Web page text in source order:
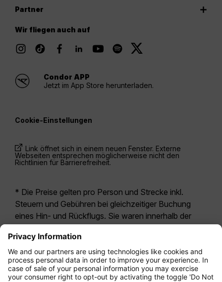
Partner
Wir fliegen auch auf
Condor APP
Jetzt im App Store herunterladen.
Cookie-Einstellungen
Link öffnet sich in einem neuen Fenster. Externe
Webseiten entsprechen möglicherweise nicht den
Richtlinien für Barrierefreiheit.
* Die Preise gelten pro Person und Strecke inkl.
Steuern und Gebühren bei gleichzeitiger Buchung
eines Hin- und Rückflugs. Sie waren innerhalb der
möglicherweise nicht mehr aktuell. Bei den für die
Economy Class angegebenen Tarifen handelt es
sich i.d.R. um Economy Zero, unsere restriktivste
Tarifoption. Es können hierfür zusätzliche Gebühren